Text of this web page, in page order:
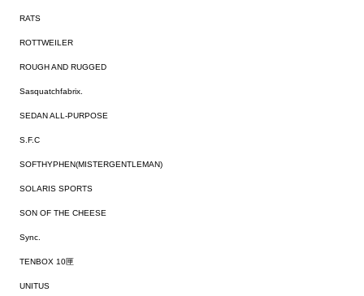
RATS
ROTTWEILER
ROUGH AND RUGGED
Sasquatchfabrix.
SEDAN ALL-PURPOSE
S.F.C
SOFTHYPHEN(MISTERGENTLEMAN)
SOLARIS SPORTS
SON OF THE CHEESE
Sync.
TENBOX 10匣
UNITUS